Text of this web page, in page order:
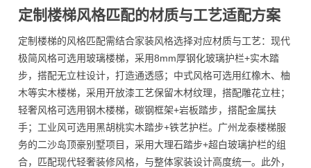
定制楼梯风格匹配的材质与工艺适配方案
定制楼梯的风格匹配需结合家装风格选择对应材质与工艺：现代
极简风格可选用玻璃楼梯，采用8mm厚钢化玻璃护栏+实木踏
步，搭配无立柱设计，打造通透感；中式风格可选用红橡木、柚
木等实木楼梯，采用开放漆工艺保留木材纹理，搭配雕花立柱；
轻奢风格可选用钢木楼梯，碳钢框架+岩板踏步，搭配金属扶
手；工业风可选用黑胡桃实木踏步+铁艺护栏。广州龙泰楼梯服
务的二沙岛顶豪别墅项目，采用大理石踏步+超白玻璃护栏的组
合，匹配现代轻奢装修风格，与整体家装设计高度统一。此外，